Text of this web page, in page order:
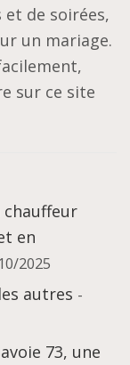
de soirées,
un mariage.
sur ce site
chauffeur
en
2025
autres -
73, une